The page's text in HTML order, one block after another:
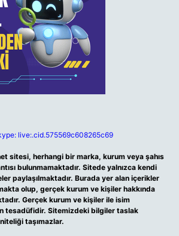
live:.cid.575569c608265c69
sitesi, herhangi bir marka, kurum veya şahıs
bulunmamaktadır. Sitede yalnızca kendi
paylaşılmaktadır. Burada yer alan içerikler
olup, gerçek kurum ve kişiler hakkında
Gerçek kurum ve kişiler ile isim
tesadüfidir. Sitemizdeki bilgiler taslak
taşımazlar.